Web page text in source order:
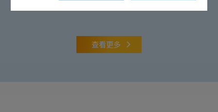
查看更多